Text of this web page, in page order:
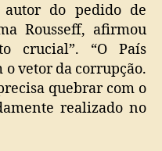
autor do pedido de
Rousseff, afirmou
crucial”. “O País
vetor da corrupção.
quebrar com o
realizado no